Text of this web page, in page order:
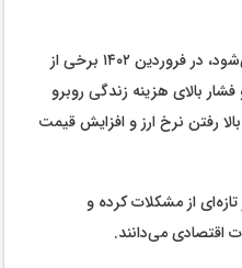
به گفته این استاد دانشگاه، مطابق گزارش «شامخ» که توسط اتاق ایران تهیه می‌شود، در فروردین ۱۴۰۲ برخی از
بالای هزینه زندگی روبرو
رفتن نرخ ارز و افزایش قیمت
تازه‌ای از مشکلات کرده و
اقتصادی می‌دانند.